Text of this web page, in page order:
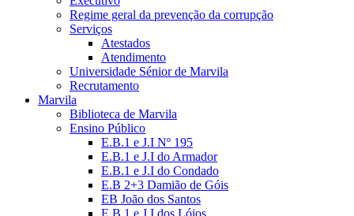
Regime geral da prevenção da corrupção
Serviços
Atestados
Atendimento
Universidade Sénior de Marvila
Recrutamento
Marvila
Biblioteca de Marvila
Ensino Público
E.B.1 e J.I Nº 195
E.B.1 e J.I do Armador
E.B.1 e J.I do Condado
E.B 2+3 Damião de Góis
EB João dos Santos
E.B.1 e J.I dos Lóios